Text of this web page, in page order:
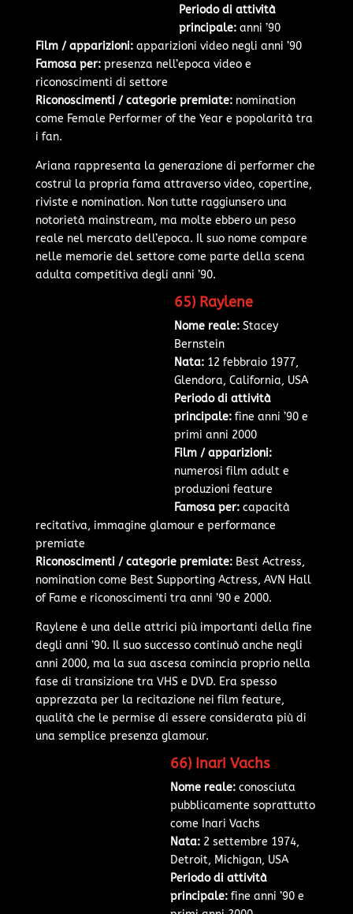
Periodo di attività
principale:anni ’90
Film / apparizioni:apparizioni video negli anni ’90
Famosa per:presenza nell’epoca video e
riconoscimenti di settore
Riconoscimenti / categorie premiate:nomination
come Female Performer of the Year e popolarità tra
i fan.
Ariana rappresenta la generazione di performer che
costruì la propria fama attraverso video, copertine,
riviste e nomination. Non tutte raggiunsero una
notorietà mainstream, ma molte ebbero un peso
reale nel mercato dell’epoca. Il suo nome compare
nelle memorie del settore come parte della scena
adulta competitiva degli anni ’90.
65) Raylene
Nome reale:Stacey
Bernstein
Nata:12 febbraio 1977,
Glendora, California, USA
Periodo di attività
principale:fine anni ’90 e
primi anni 2000
Film / apparizioni:
numerosi film adult e
produzioni feature
Famosa per:capacità
recitativa, immagine glamour e performance
premiate
Riconoscimenti / categorie premiate:Best Actress,
nomination come Best Supporting Actress, AVN Hall
of Fame e riconoscimenti tra anni ’90 e 2000.
Raylene è una delle attrici più importanti della fine
degli anni ’90. Il suo successo continuò anche negli
anni 2000, ma la sua ascesa comincia proprio nella
fase di transizione tra VHS e DVD. Era spesso
apprezzata per la recitazione nei film feature,
qualità che le permise di essere considerata più di
una semplice presenza glamour.
66) Inari Vachs
Nome reale:conosciuta
pubblicamente soprattutto
come Inari Vachs
Nata:2 settembre 1974,
Detroit, Michigan, USA
Periodo di attività
principale:fine anni ’90 e